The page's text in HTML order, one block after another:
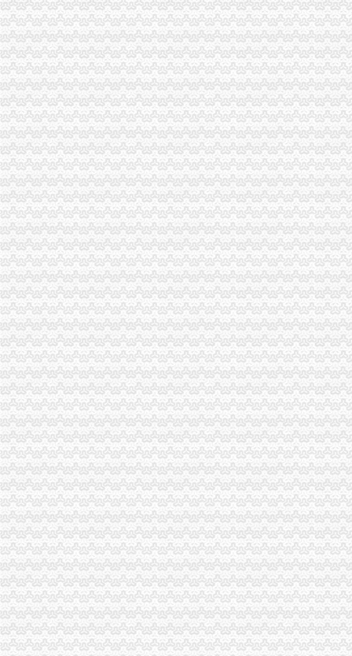
个体户有营业执照,怎么办理税务登记证-生活杂谈-得意生活-武汉生
合肥哪里办税务登记证？-问答-合肥合肥房多多
办理税务登记证代码证北京海淀上地-北京58同城
税务登记证-搜百科
税务机关办理税务登记证
刚成立的公司如何办理税务登记证？_中华会计网校
单位纳税人新办税务登记证所需资料_中华会计网校
办理税务登记证的流程
国税地税个体新办（办税务登记证）免费
纳税人领取营业执照后何时办理税务登记证-法律快车税法
新办税务登记证需要准备哪些材料？_找法网（Findlaw.cn）
税务登记证号-搜百科
个体工商户需要办理税务登记证吗_百度知道
未办理税务登记证法规-110网
税务登记证号-搜百科
微博投票——网上办理税务登记证
新办企业要记得办理税务登记证_资讯频道_凤凰网
未办理税务登记证申明第一文库网
微博投票——营口市办理税务登记证
办理税务登记证所需要的财务制度是什么
不办营业执照可以直接办税务登记证吗_精选律师解答—华律网
北京注册营业执照需要办理那些手续
未办理税务登记证证明第一文库网
领取“三证合一”营业执照后是否还要办税务登记证_搜狐理财_搜狐网
个体工商户仍须办理税务登记证_网易新闻
新办企业申请一般纳税人需要具备什么条件？
税务机关办理税务登记证
办理税务登记证_中国萍乡
工商税务局指定办理税务登记证遗失声明
实行“两证整合”后无需再办税务登记证-税务频道-和讯网
个人合伙企业办理税务登记证流程_找法网（Findlaw.cn）
黔江办理税务登记证-重庆爱问分类
新办税务登记-深圳本地宝
办理税务登记证须知_sunflower_新浪博客
营业执照和税务登记证在哪里办？-阿里巴巴生意经
松江办税务登记证-上海爱问分类
佛山创全国市级单位联合办理税务登记证
办理税务登记证号需要什么材料_中华文本库
注册公司,办完税务登记证之后还需要做什么?-知乎
外地分公司是否需要办理税务登记证